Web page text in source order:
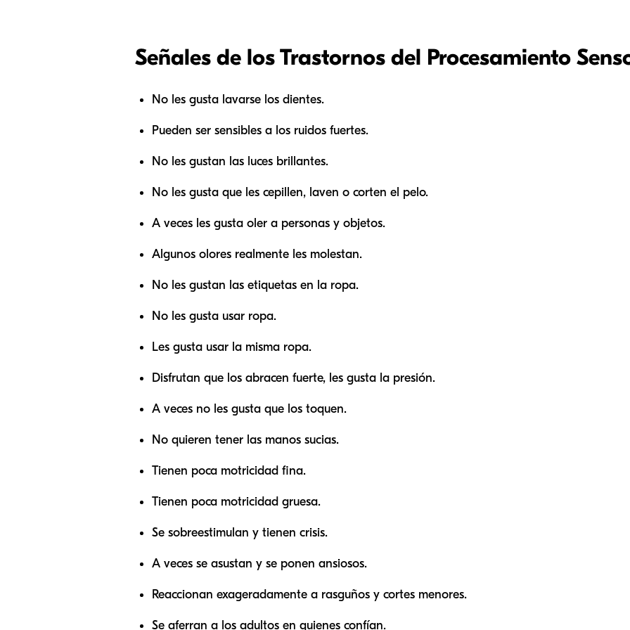
Señales de los Trastornos del Procesamiento
No les gusta lavarse los dientes.
Pueden ser sensibles a los ruidos fuertes.
No les gustan las luces brillantes.
No les gusta que les cepillen, laven o corten el pelo.
A veces les gusta oler a personas y objetos.
Algunos olores realmente les molestan.
No les gustan las etiquetas en la ropa.
No les gusta usar ropa.
Les gusta usar la misma ropa.
Disfrutan que los abracen fuerte, les gusta la presión.
A veces no les gusta que los toquen.
No quieren tener las manos sucias.
Tienen poca motricidad fina.
Tienen poca motricidad gruesa.
Se sobreestimulan y tienen crisis.
A veces se asustan y se ponen ansiosos.
Reaccionan exageradamente a rasguños y cortes menores.
Se aferran a los adultos en quienes confían.